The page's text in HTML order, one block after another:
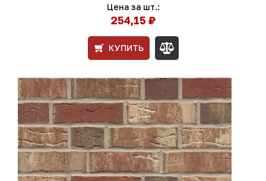
Цена за шт.:
254,15 ₽
КУПИТЬ